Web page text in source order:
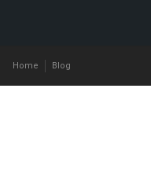
Home Blog